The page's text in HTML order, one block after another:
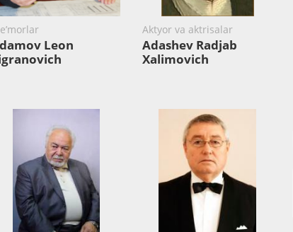
Leon
Aktyor va aktrisalar
Adashev Radjab
Xalimovich